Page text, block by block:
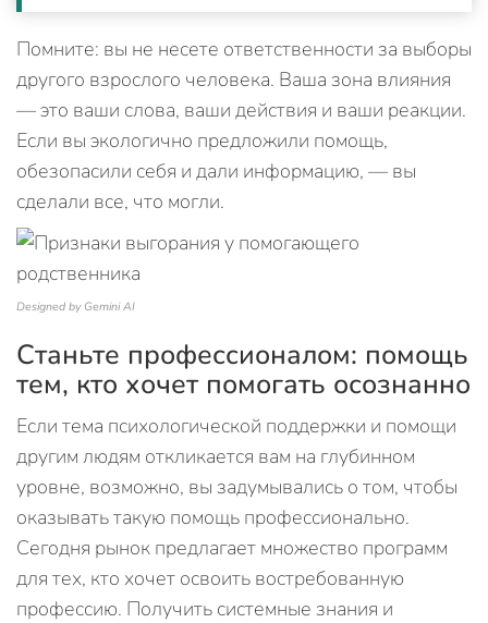
Помните: вы не несете ответственности за выборы
другого взрослого человека. Ваша зона влияния
— это ваши слова, ваши действия и ваши реакции.
Если вы экологично предложили помощь,
обезопасили себя и дали информацию, — вы
сделали все, что могли.
Designed by Gemini AI
Станьте профессионалом: помощь
тем, кто хочет помогать осознанно
Если тема психологической поддержки и помощи
другим людям откликается вам на глубинном
уровне, возможно, вы задумывались о том, чтобы
оказывать такую помощь профессионально.
Сегодня рынок предлагает множество программ
для тех, кто хочет освоить востребованную
профессию. Получить системные знания и